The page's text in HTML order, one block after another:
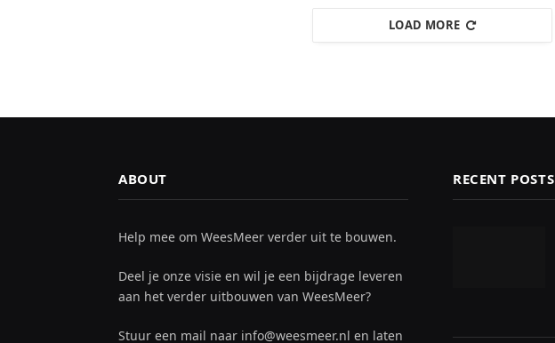
LOAD MORE
ABOUT
Help mee om WeesMeer verder uit te bouwen.
Deel je onze visie en wil je een bijdrage leveren
aan het verder uitbouwen van WeesMeer?
Stuur een mail naar info@weesmeer.nl en laten
RECENT POSTS